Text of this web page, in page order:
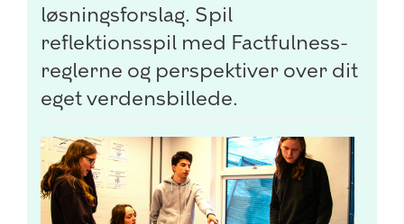
løsningsforslag. Spil
reflektionsspil med Factfulness-
reglerne og perspektiver over dit
eget verdensbillede.